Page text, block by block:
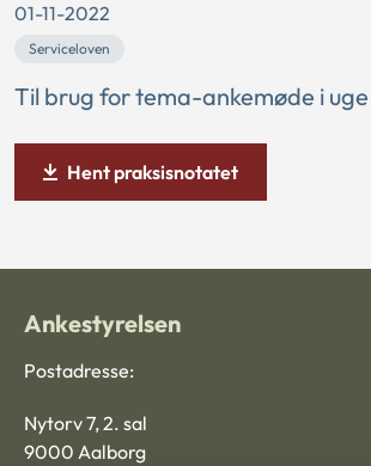
01-11-2022
Serviceloven
Til brug for tema-ankemøde i
Hent praksisnotatet
Ankestyrelsen
Postadresse:
Nytorv 7, 2. sal
9000 Aalborg